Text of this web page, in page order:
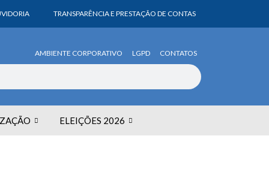
TRANSPARÊNCIA E PRESTAÇÃO DE CONTAS
AMBIENTE CORPORATIVO LGPD CONTATOS
ELEIÇÕES 2026